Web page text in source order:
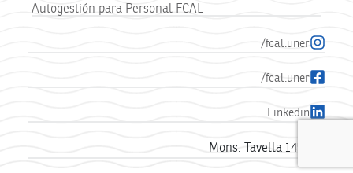
Autogestión para Personal FCAL
/fcal.uner
/fcal.uner
Linkedin
Mons. Tavella 1450